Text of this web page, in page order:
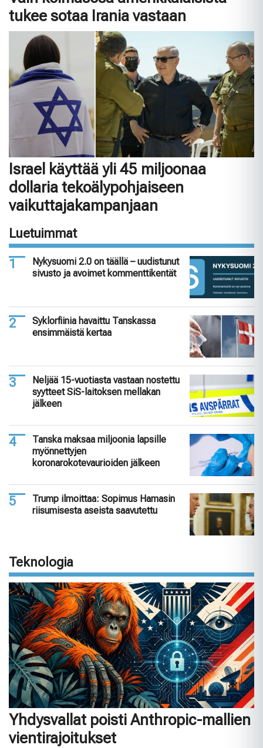
tukee sotaa Irania vastaan
Israel käyttää yli 45 miljoonaa
dollaria tekoälypohjaiseen
vaikuttajakampanjaan
Luetuimmat
Nykysuomi 2.0 on täällä – uudistunut
sivusto ja avoimet kommenttikentät
Syklorfiinia havaittu Tanskassa
ensimmäistä kertaa
Neljää 15-vuotiasta vastaan nostettu
syytteet SiS-laitoksen mellakan
jälkeen
Tanska maksaa miljoonia lapsille
myönnettyjen
koronarokotevaurioiden jälkeen
Trump ilmoittaa: Sopimus Hamasin
riisumisesta aseista saavutettu
Teknologia
Yhdysvallat poisti Anthropic-mallien
vientirajoitukset